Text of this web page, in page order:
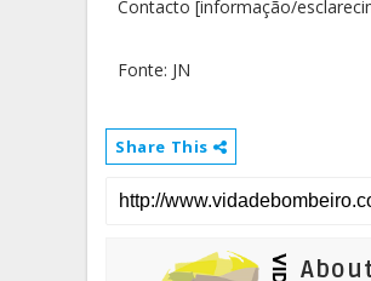
Contacto [informação/
Fonte: JN
Share This